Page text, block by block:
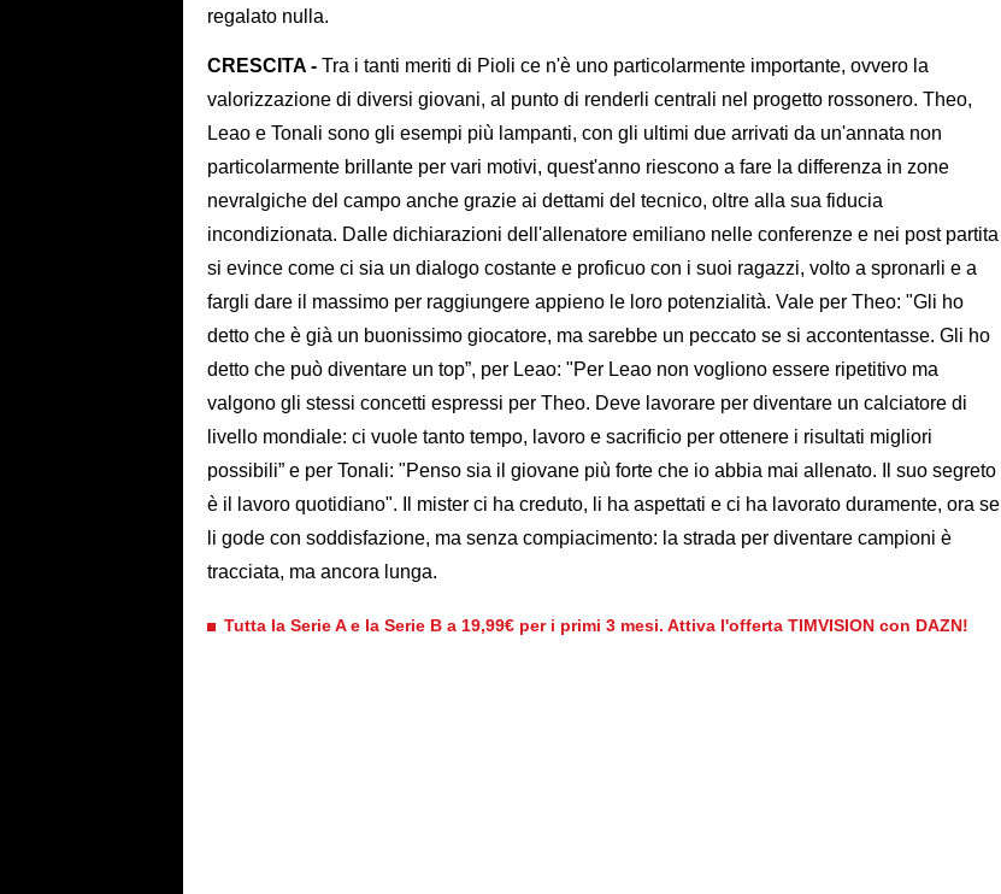
regalato nulla.
CRESCITA - Tra i tanti meriti di Pioli ce n'è uno particolarmente importante, ovvero la
valorizzazione di diversi giovani, al punto di renderli centrali nel progetto rossonero. Theo,
Leao e Tonali sono gli esempi più lampanti, con gli ultimi due arrivati da un'annata non
particolarmente brillante per vari motivi, quest'anno riescono a fare la differenza in zone
nevralgiche del campo anche grazie ai dettami del tecnico, oltre alla sua fiducia
incondizionata. Dalle dichiarazioni dell'allenatore emiliano nelle conferenze e nei post partita
si evince come ci sia un dialogo costante e proficuo con i suoi ragazzi, volto a spronarli e a
fargli dare il massimo per raggiungere appieno le loro potenzialità. Vale per Theo: "Gli ho
detto che è già un buonissimo giocatore, ma sarebbe un peccato se si accontentasse. Gli ho
detto che può diventare un top”, per Leao: "Per Leao non vogliono essere ripetitivo ma
valgono gli stessi concetti espressi per Theo. Deve lavorare per diventare un calciatore di
livello mondiale: ci vuole tanto tempo, lavoro e sacrificio per ottenere i risultati migliori
possibili” e per Tonali: "Penso sia il giovane più forte che io abbia mai allenato. Il suo segreto
è il lavoro quotidiano". Il mister ci ha creduto, li ha aspettati e ci ha lavorato duramente, ora se
li gode con soddisfazione, ma senza compiacimento: la strada per diventare campioni è
tracciata, ma ancora lunga.
Tutta la Serie A e la Serie B a 19,99€ per i primi 3 mesi. Attiva l'offerta TIMVISION con DAZN!